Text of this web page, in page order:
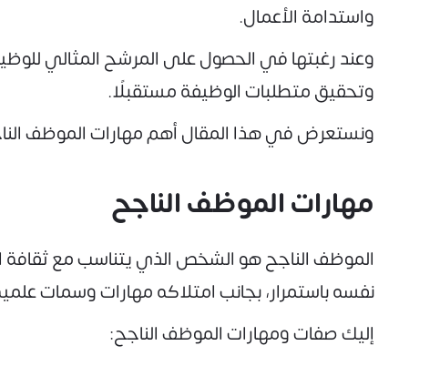
واستدامة الأعمال.
وعند رغبتها في الحصول على المرشح المثالي
وتحقيق متطلبات الوظيفة مستقبلًا.
ونستعرض في هذا المقال أهم مهارات الموظف
مهارات الموظف الناجح
الموظف الناجح هو الشخص الذي يتناسب مع ثقافة
نفسه باستمرار، بجانب امتلاكه مهارات وسمات
إليك صفات ومهارات الموظف الناجح: